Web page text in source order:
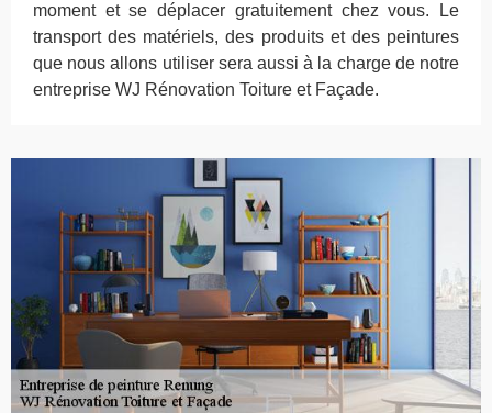
moment et se déplacer gratuitement chez vous. Le
transport des matériels, des produits et des peintures
que nous allons utiliser sera aussi à la charge de notre
entreprise WJ Rénovation Toiture et Façade.